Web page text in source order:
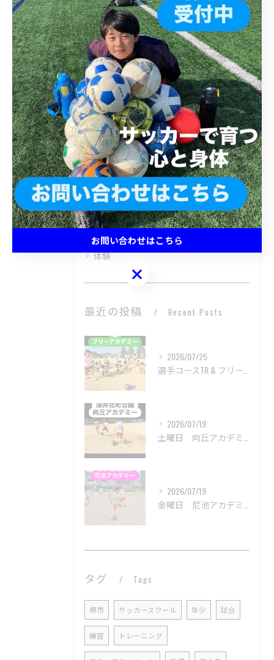
< 前のページ 一覧に戻る 次のページ >
カテゴリー Categories
全てのカテゴリー
キッズ
ジュニア
小学生
中学生
体験
最近の投稿 Recent Posts
2026/07/25
選手コースTR & フリーアカデミー
2026/07/19
土曜日 向丘アカデミー
2026/07/19
金曜日 尼池アカデミー
タグ Tags
堺市 サッカースクール 年少 試合
練習 トレーニング
お問い合わせはこちら
お問い合わせはこちら